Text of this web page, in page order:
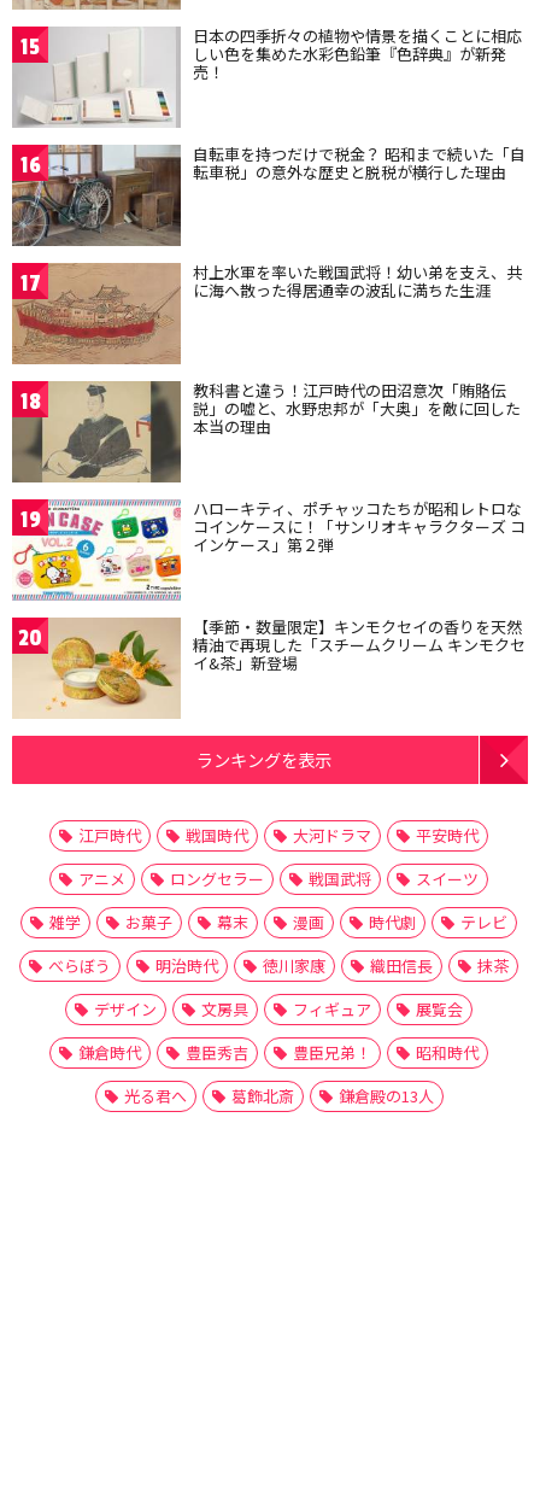
15 日本の四季折々の植物や情景を描くことに相応
しい色を集めた水彩色鉛筆『色辞典』が新発
売！
16 自転車を持つだけで税金？ 昭和まで続いた「自
転車税」の意外な歴史と脱税が横行した理由
17 村上水軍を率いた戦国武将！幼い弟を支え、共
に海へ散った得居通幸の波乱に満ちた生涯
18 教科書と違う！江戸時代の田沼意次「賄賂伝
説」の嘘と、水野忠邦が「大奥」を敵に回した
本当の理由
19 ハローキティ、ポチャッコたちが昭和レトロな
コインケースに！「サンリオキャラクターズ コ
インケース」第２弾
20 【季節・数量限定】キンモクセイの香りを天然
精油で再現した「スチームクリーム キンモクセ
イ&茶」新登場
ランキングを表示
江戸時代 戦国時代 大河ドラマ
平安時代
アニメ
ロングセラー 戦国武将
スイーツ
雑学
お菓子 幕末 漫画 時代劇
テレビ
べらぼう
明治時代 徳川家康 織田信長
抹茶
デザイン
文房具 フィギュア
展覧会
鎌倉時代
豊臣秀吉 豊臣兄弟！
昭和時代
光る君へ
葛飾北斎 鎌倉殿の13人